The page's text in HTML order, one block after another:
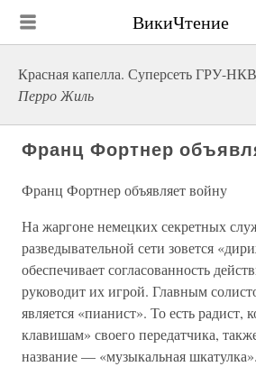
ВикиЧтение
Красная капелла. Суперсеть ГРУ-
Перро Жиль
Франц Фортнер
Франц Фортнер объявляет войну
На жаргоне немецких секретных
разведывательной сети зовется
обеспечивает согласованность
руководит их игрой. Главным
является «пианист». То есть радист,
клавишам» своего передатчика,
название — «музыкальная шкатулка».